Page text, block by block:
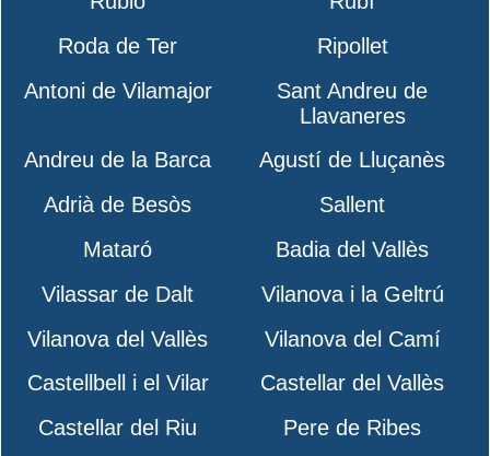
Roda de Ter
Ripollet
Antoni de Vilamajor
Sant Andreu de
Llavaneres
Andreu de la Barca
Agustí de Lluçanès
Adrià de Besòs
Sallent
Mataró
Badia del Vallès
Vilassar de Dalt
Vilanova i la Geltrú
Vilanova del Vallès
Vilanova del Camí
Castellbell i el Vilar
Castellar del Vallès
Castellar del Riu
Pere de Ribes